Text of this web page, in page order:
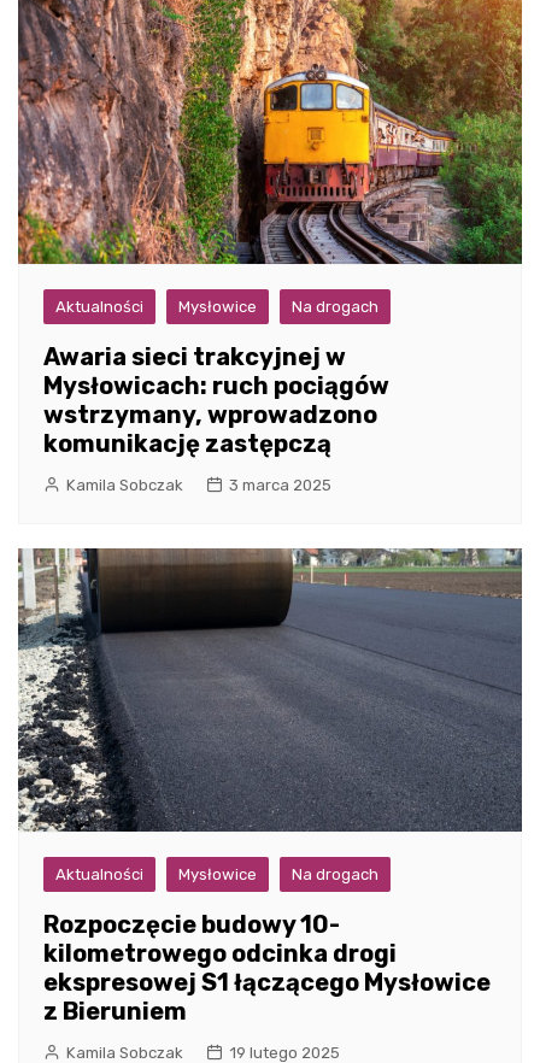
Aktualności Mysłowice Na drogach
Awaria sieci trakcyjnej w
Mysłowicach: ruch pociągów
wstrzymany, wprowadzono
komunikację zastępczą
Kamila Sobczak 3 marca 2025
Aktualności Mysłowice Na drogach
Rozpoczęcie budowy 10-
kilometrowego odcinka drogi
ekspresowej S1 łączącego Mysłowice
z Bieruniem
Kamila Sobczak 19 lutego 2025